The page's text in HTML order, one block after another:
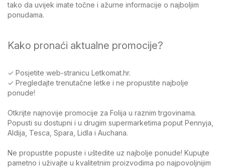
tako da uvijek imate točne i ažurne informacije o najboljim
ponudama.
Kako pronaći aktualne promocije?
✓ Posjetite web-stranicu Letkomat.hr.
✓ Pregledajte trenutačne letke i ne propustite najbolje
ponude!
Otkrijte najnovije promocije za Folija u raznim trgovinama.
Popusti su dostupni i u drugim supermarketima poput Pennyja,
Aldija, Tesca, Spara, Lidla i Auchana.
Ne propustite popuste i uštedite uz najbolje ponude! Kupujte
pametno i uživajte u kvalitetnim proizvodima po najpovoljnijim